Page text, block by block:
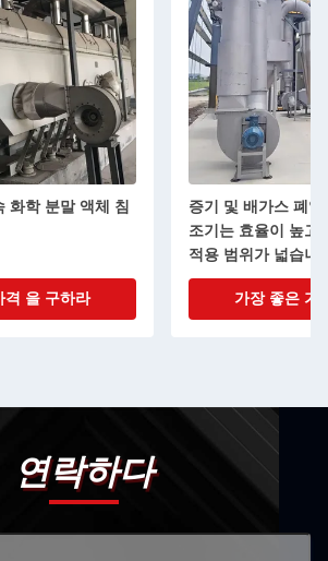
증기 및 배가스 폐열/배기열 유동층 건
조기는 효율이 높고 에너지 절약적이며
가장 좋은 가격 을 구하라
연락하다